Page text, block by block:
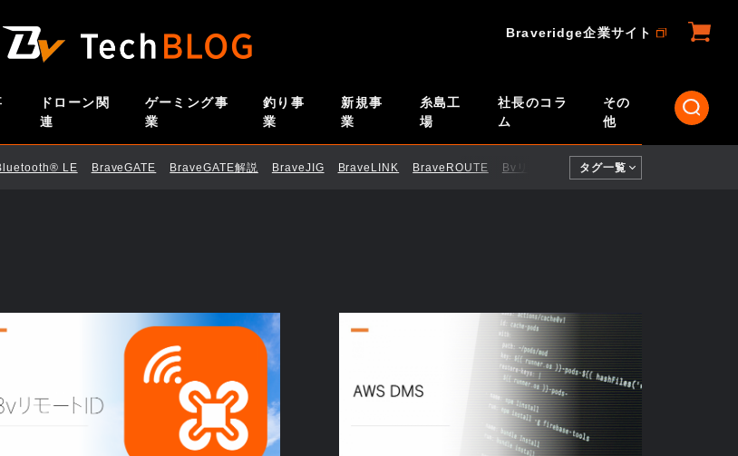
ドローン関
連
ゲーミング事
業
釣り事
業
新規事
業
糸島工
場
社長のコラ
ム
その
他
LE BraveGATE BraveGATE解説 BraveJIG BraveLINK BraveROUTE BvリモートID CI／CD
タグ一覧
Braveridge企業サイト